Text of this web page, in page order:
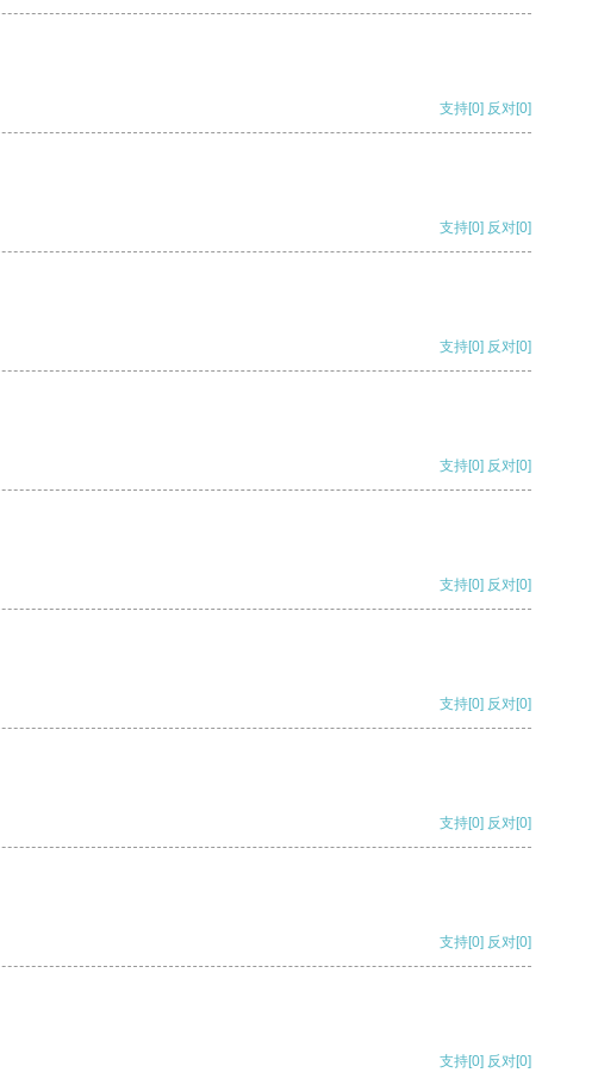
支持[0] 反对[0]
支持[0] 反对[0]
支持[0] 反对[0]
支持[0] 反对[0]
支持[0] 反对[0]
支持[0] 反对[0]
支持[0] 反对[0]
支持[0] 反对[0]
支持[0] 反对[0]